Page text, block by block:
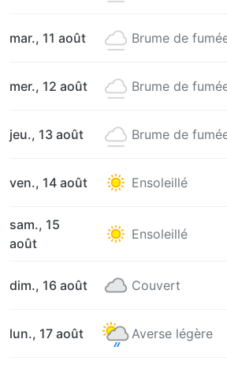
mar., 11 août Brume de
mer., 12 août Brume de
jeu., 13 août Brume de
ven., 14 août Ensoleillé
sam., 15
août
Ensoleillé
dim., 16 août Couvert
lun., 17 août Averse légère